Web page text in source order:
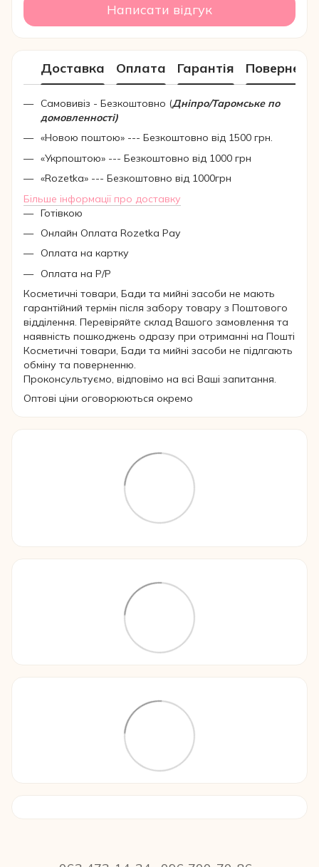
Написати відгук
Доставка Оплата Гарантія
Самовивіз - Безкоштовно (Дніпро/Таромське по
домовленності)
«Новою поштою» --- Безкоштовно від 1500 грн.
«Укрпоштою» --- Безкоштовно від 1000 грн
«Rozetka» --- Безкоштовно від 1000грн
Більше інформації про доставку
Готівкою
Онлайн Оплата Rozetka Pay
Оплата на картку
Оплата на Р/Р
Косметичні товари, Бади та мийні засоби не мають
гарантійний термін після забору товару з Поштового
відділення. Перевіряйте склад Вашого замовлення та
наявність пошкоджень одразу при отриманні на Пошті
Косметичні товари, Бади та мийні засоби не підлгають
обміну та поверненню.
Проконсультуємо, відповімо на всі Ваші запитання.
Оптові ціни оговорюються окремо